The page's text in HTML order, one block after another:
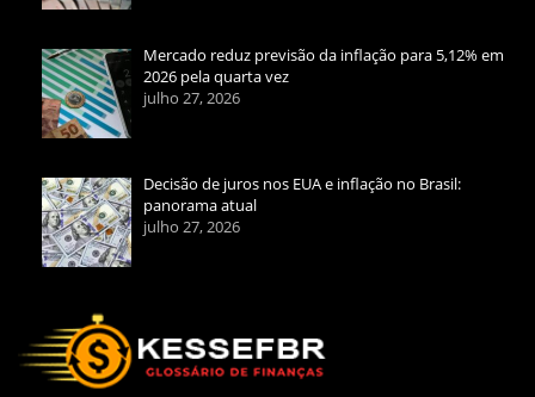
Mercado reduz previsão da inflação para 5,12% em
2026 pela quarta vez
julho 27, 2026
Decisão de juros nos EUA e inflação no Brasil:
panorama atual
julho 27, 2026